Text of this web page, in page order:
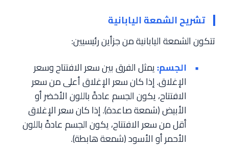
تشريح الشمعة اليابانية
تتكون الشمعة اليابانية من جزأين رئيسيين:
الجسم:يمثل الفرق بين سعر الافتتاح وسعر
الإغلاق. إذا كان سعر الإغلاق أعلى من سعر
الافتتاح، يكون الجسم عادةً باللون الأخضر أو
الأبيض (شمعة صاعدة). إذا كان سعر الإغلاق
أقل من سعر الافتتاح، يكون الجسم عادةً باللون
الأحمر أو الأسود (شمعة هابطة).